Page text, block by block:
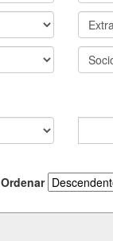
Ordenar